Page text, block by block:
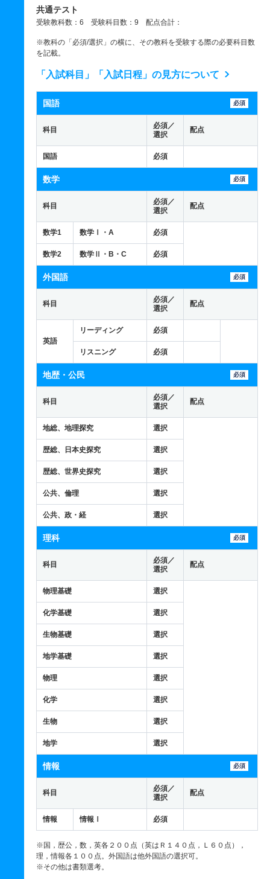
共通テスト
受験教科数：6 受験科目数：9 配点合計：
※教科の「必須/選択」の横に、その教科を受験する際の必要科目数
を記載。
「入試科目」「入試日程」の見方について
国語 必須
科目
必須／
選択
配点
国語 必須
数学 必須
科目
必須／
選択
配点
数学1 数学Ⅰ・A 必須
数学2 数学Ⅱ・B・C 必須
外国語 必須
科目
必須／
選択
配点
英語
リーディング 必須
リスニング 必須
地歴・公民 必須
科目
必須／
選択
配点
地総、地理探究 選択
歴総、日本史探究 選択
歴総、世界史探究 選択
公共、倫理 選択
公共、政・経 選択
理科 必須
科目
必須／
選択
配点
物理基礎 選択
化学基礎 選択
生物基礎 選択
地学基礎 選択
物理 選択
化学 選択
生物 選択
地学 選択
情報 必須
科目
必須／
選択
配点
情報 情報Ⅰ 必須
※国，歴公，数，英各２００点（英はＲ１４０点，Ｌ６０点），
理，情報各１００点。外国語は他外国語の選択可。
※その他は書類選考。